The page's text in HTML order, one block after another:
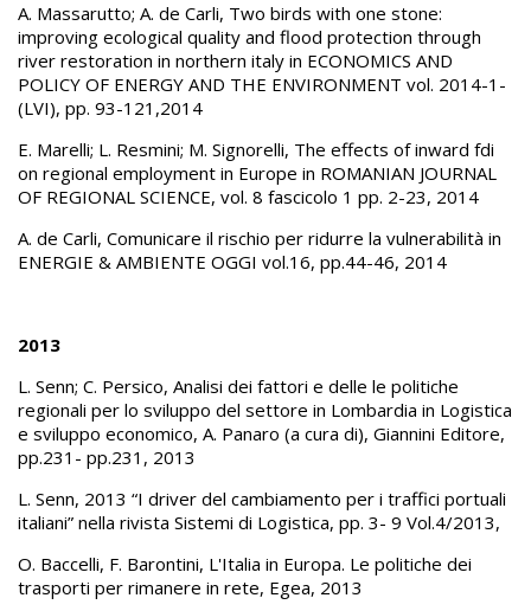
A. Massarutto; A. de Carli, Two birds with one stone:
improving ecological quality and flood protection through
river restoration in northern italy in ECONOMICS AND
POLICY OF ENERGY AND THE ENVIRONMENT vol. 2014-1-
(LVI), pp. 93-121,2014
E. Marelli; L. Resmini; M. Signorelli, The effects of inward fdi
on regional employment in Europe in ROMANIAN JOURNAL
OF REGIONAL SCIENCE, vol. 8 fascicolo 1 pp. 2-23, 2014
A. de Carli, Comunicare il rischio per ridurre la vulnerabilità in
ENERGIE & AMBIENTE OGGI vol.16, pp.44-46, 2014
2013
L. Senn; C. Persico, Analisi dei fattori e delle le politiche
regionali per lo sviluppo del settore in Lombardia in Logistica
e sviluppo economico, A. Panaro (a cura di), Giannini Editore,
pp.231- pp.231, 2013
L. Senn, 2013 “I driver del cambiamento per i traffici portuali
italiani” nella rivista Sistemi di Logistica, pp. 3- 9 Vol.4/2013,
O. Baccelli, F. Barontini, L'Italia in Europa. Le politiche dei
trasporti per rimanere in rete, Egea, 2013